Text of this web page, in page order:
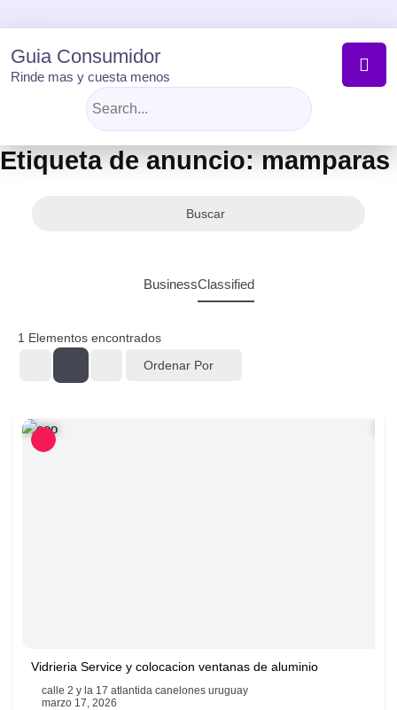
to
content
Guia Consumidor
Rinde mas y cuesta menos
Etiqueta de anuncio:mamparas
Buscar
BusinessClassified
1 Elementos encontrados
Ordenar Por
Vidrieria Service y colocacion ventanas de aluminio
calle 2 y la 17 atlantida canelones uruguay
marzo 17, 2026